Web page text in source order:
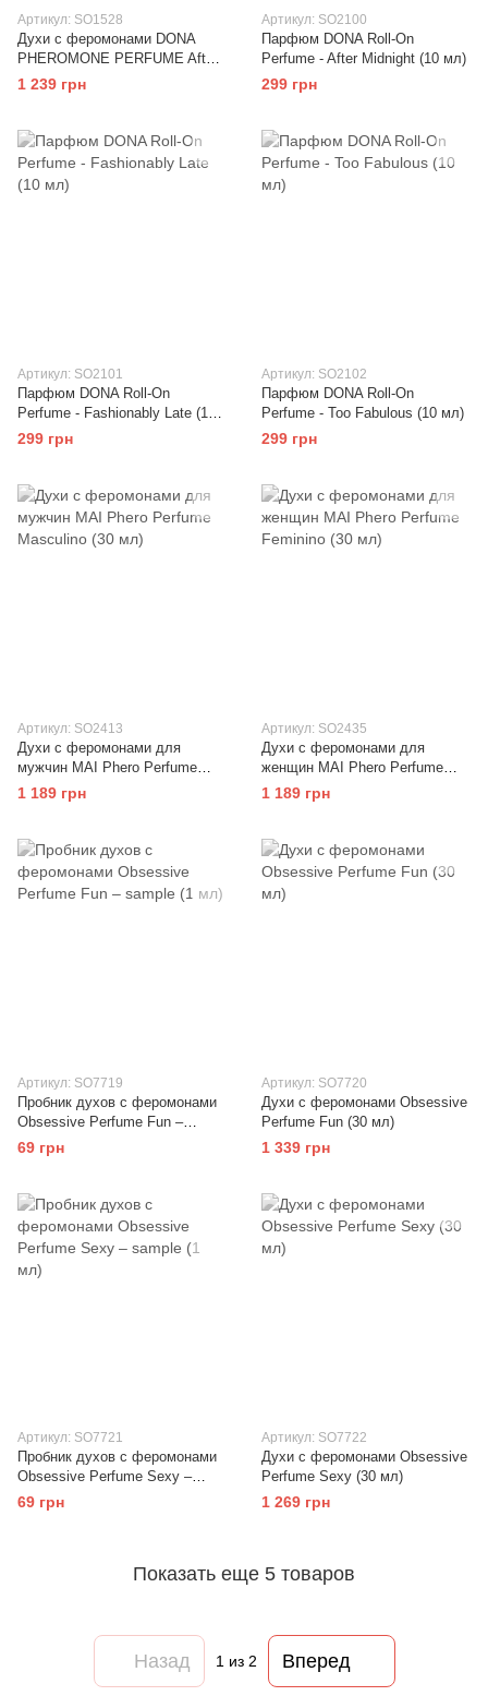
Артикул: SO1528
Духи с феромонами DONA
PHEROMONE PERFUME After
Midnight (60 мл)
1 239 грн
Артикул: SO2100
Парфюм DONA Roll-On
Perfume - After Midnight (10 мл)
299 грн
Артикул: SO2101
Парфюм DONA Roll-On
Perfume - Fashionably Late (10
мл)
299 грн
Артикул: SO2102
Парфюм DONA Roll-On
Perfume - Too Fabulous (10 мл)
299 грн
Артикул: SO2413
Духи с феромонами для
мужчин MAI Phero Perfume
Masculino (30 мл)
1 189 грн
Артикул: SO2435
Духи с феромонами для
женщин MAI Phero Perfume
Feminino (30 мл)
1 189 грн
Артикул: SO7719
Пробник духов с феромонами
Obsessive Perfume Fun –
sample (1 мл)
69 грн
Артикул: SO7720
Духи с феромонами Obsessive
Perfume Fun (30 мл)
1 339 грн
Артикул: SO7721
Пробник духов с феромонами
Obsessive Perfume Sexy –
sample (1 мл)
69 грн
Артикул: SO7722
Духи с феромонами Obsessive
Perfume Sexy (30 мл)
1 269 грн
Показать еще 5 товаров
Назад 1 из 2 Вперед